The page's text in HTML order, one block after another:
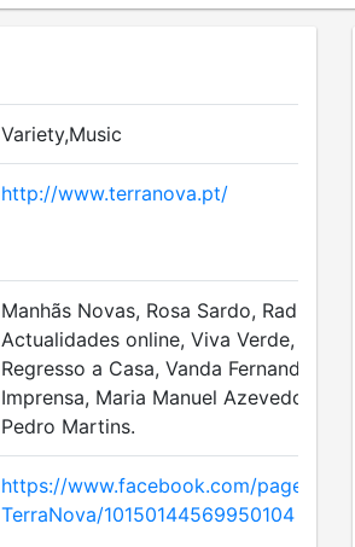
Variety,Music
http://www.terranova.pt/
Manhãs Novas, Rosa Sardo, Radio
Actualidades online, Viva Verde,
Regresso a Casa, Vanda Fernandes,
Imprensa, Maria Manuel Azevedo,
Pedro Martins.
https://www.facebook.com/pages/
TerraNova/10150144569950104